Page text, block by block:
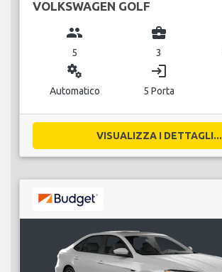
VOLKSWAGEN GOLF
group
5
business_center
3
miscellaneous_services
Automatico
login
5 Porta
VISUALIZZA I DETTAGLI...